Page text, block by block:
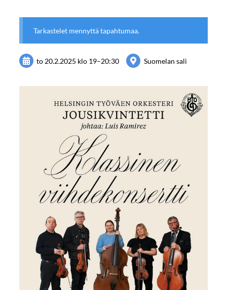
Tarkastelet mennyttä tapahtumaa.
to 20.2.2025 klo 19–20:30 Suomelan sali